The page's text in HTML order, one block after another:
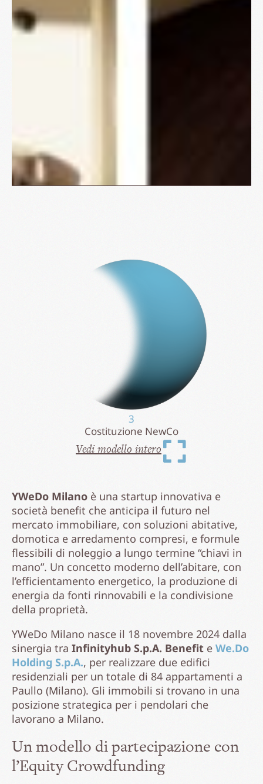
3
Costituzione NewCo
Vedi modello intero
YWeDo Milano è una startup innovativa e
società benefit che anticipa il futuro nel
mercato immobiliare, con soluzioni abitative,
domotica e arredamento compresi, e formule
flessibili di noleggio a lungo termine “chiavi in
mano”. Un concetto moderno dell’abitare, con
l’efficientamento energetico, la produzione di
energia da fonti rinnovabili e la condivisione
della proprietà.
YWeDo Milano nasce il 18 novembre 2024 dalla
sinergia tra Infinityhub S.p.A. Benefit e We.Do
Holding S.p.A., per realizzare due edifici
residenziali per un totale di 84 appartamenti a
Paullo (Milano). Gli immobili si trovano in una
posizione strategica per i pendolari che
lavorano a Milano.
Un modello di partecipazione con
l’Equity Crowdfunding